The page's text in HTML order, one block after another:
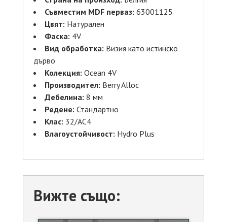
Съвместим MDF перваз: 63001125
Цвят: Натурален
Фаска: 4V
Вид обработка: Визия като истинско
дърво
Колекция: Ocean 4V
Производител: Berry Alloc
Дебелина: 8 мм
Редене: Стандартно
Клас: 32/AC4
Влагоустойчивост: Hydro Plus
Вижте също: